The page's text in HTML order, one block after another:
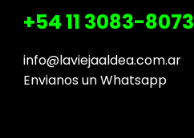
+54 11 3083-8073
info@laviejaaldea.com.ar
Envianos un Whatsapp